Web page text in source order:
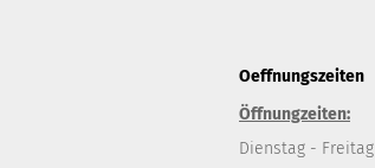
Oeffnungszeiten
Öffnungzeiten:
Dienstag - Freitag